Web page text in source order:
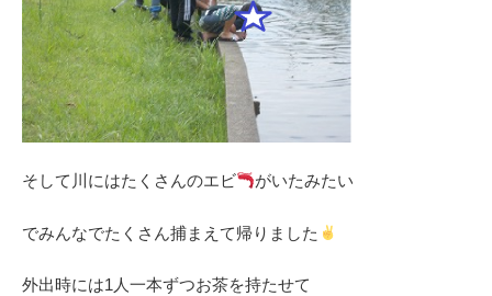
そして川にはたくさんのエビ がいたみたい
でみんなでたくさん捕まえて帰りました
外出時には1人一本ずつお茶を持たせて